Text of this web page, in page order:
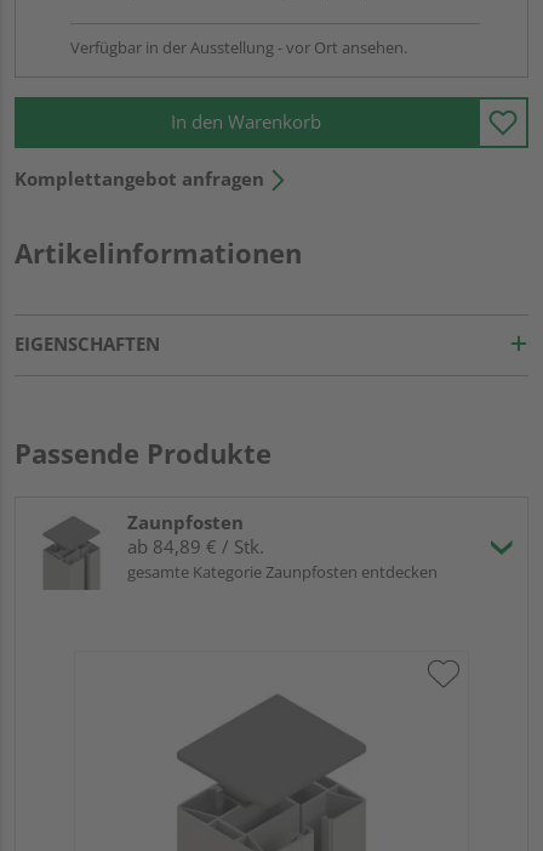
Verfügbar in der Ausstellung - vor Ort ansehen.
In den Warenkorb
Komplettangebot anfragen
Artikelinformationen
EIGENSCHAFTEN
Passende Produkte
Zaunpfosten
ab 84,89 € / Stk.
gesamte Kategorie Zaunpfosten entdecken